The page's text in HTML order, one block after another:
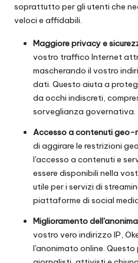
soprattutto per gli utenti che
veloci e affidabili.
Maggiore privacy e
vostro traffico Internet
mascherando il vostro
dati. Questo aiuta a
da occhi indiscreti,
sorveglianza governativa.
Accesso a contenuti geo-
di aggirare le restrizioni
l'accesso a contenuti e
essere disponibili nella
utile per i servizi di
piattaforme di social
Miglioramento
vostro vero indirizzo IP,
l'anonimato online.